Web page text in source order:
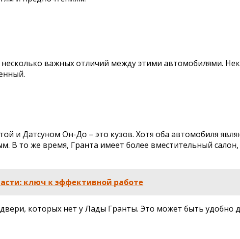
важных отличий между этими автомобилями.
и Датсуном Он-До – это кузов. Хотя оба автомобиля
В то же время, Гранта имеет более вместительный
ключ к эффективной работе
которых нет у Лады Гранты. Это может быть удобно